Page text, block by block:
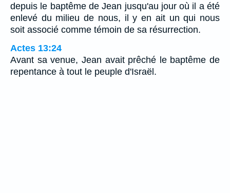
depuis le baptême de Jean jusqu'au jour où il a été
enlevé du milieu de nous, il y en ait un qui nous
soit associé comme témoin de sa résurrection.
Actes 13:24
Avant sa venue, Jean avait prêché le baptême de
repentance à tout le peuple d'Israël.